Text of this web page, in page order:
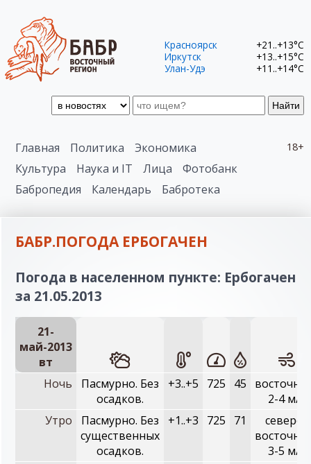
Найти
Красноярск
+21..+13°C
Иркутск
+13..+15°C
Улан-Удэ
+11..+14°C
18+
Главная Политика
Экономика
Культура
Наука и IT Лица
Фотобанк
Бабропедия
Календарь Бабротека
БАБР.ПОГОДА ЕРБОГАЧЕН
Погода в населенном пункте: Ербогачен
за 21.05.2013
21-
май-2013
вт
Ночь
Пасмурно. Без
осадков.
+3..+5 725 45
2-4 м/с
Утро
Пасмурно. Без
существенных
осадков.
+1..+3 725 71
северо-
3-5 м/с